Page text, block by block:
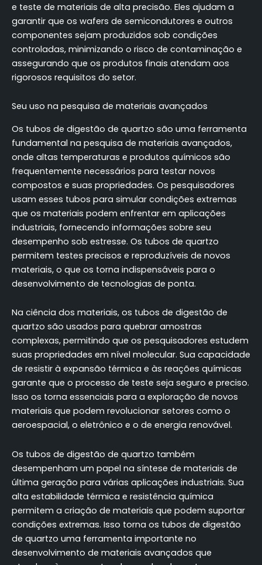
e teste de materiais de alta precisão. Eles ajudam a
garantir que os wafers de semicondutores e outros
componentes sejam produzidos sob condições
controladas, minimizando o risco de contaminação e
assegurando que os produtos finais atendam aos
rigorosos requisitos do setor.
Seu uso na pesquisa de materiais avançados
Os tubos de digestão de quartzo são uma ferramenta
fundamental na pesquisa de materiais avançados,
onde altas temperaturas e produtos químicos são
frequentemente necessários para testar novos
compostos e suas propriedades. Os pesquisadores
usam esses tubos para simular condições extremas
que os materiais podem enfrentar em aplicações
industriais, fornecendo informações sobre seu
desempenho sob estresse. Os tubos de quartzo
permitem testes precisos e reproduzíveis de novos
materiais, o que os torna indispensáveis para o
desenvolvimento de tecnologias de ponta.
Na ciência dos materiais, os tubos de digestão de
quartzo são usados para quebrar amostras
complexas, permitindo que os pesquisadores estudem
suas propriedades em nível molecular. Sua capacidade
de resistir à expansão térmica e às reações químicas
garante que o processo de teste seja seguro e preciso.
Isso os torna essenciais para a exploração de novos
materiais que podem revolucionar setores como o
aeroespacial, o eletrônico e o de energia renovável.
Os tubos de digestão de quartzo também
desempenham um papel na síntese de materiais de
última geração para várias aplicações industriais. Sua
alta estabilidade térmica e resistência química
permitem a criação de materiais que podem suportar
condições extremas. Isso torna os tubos de digestão
de quartzo uma ferramenta importante no
desenvolvimento de materiais avançados que